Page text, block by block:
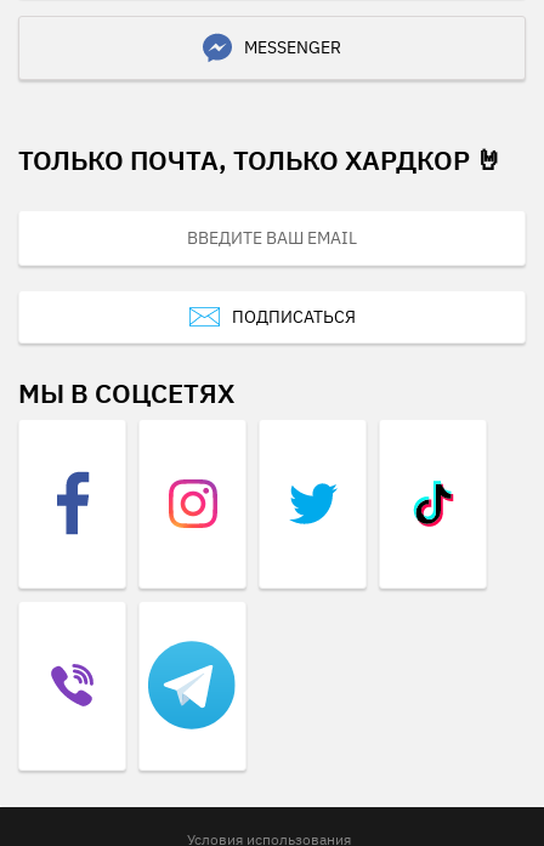
MESSENGER
ТОЛЬКО ПОЧТА, ТОЛЬКО ХАРДКОР 🤘
ПОДПИСАТЬСЯ
МЫ В СОЦСЕТЯХ
Условия использования